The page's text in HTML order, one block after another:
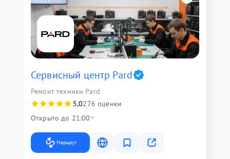
Сервисный центр Pard
Ремонт техники Pard
5,0276 оценки
Открыто до 21:00
Маршрут